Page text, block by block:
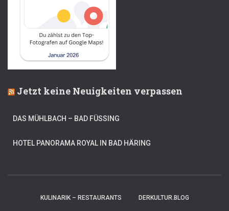
Jetzt keine Neuigkeiten verpassen
DAS MÜHLBACH – BAD FÜSSING
HOTEL PANORAMA ROYAL IN BAD HÄRING
KULINARIK – RESTAURANTS DERKULTUR.BLOG